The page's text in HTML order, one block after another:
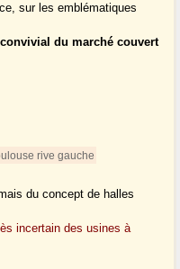
sur les emblématiques
du marché couvert
rive gauche
du concept de halles
incertain des usines à